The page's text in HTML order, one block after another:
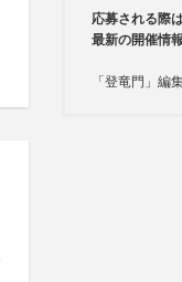
応募される際
最新の開催情
「登竜門」編